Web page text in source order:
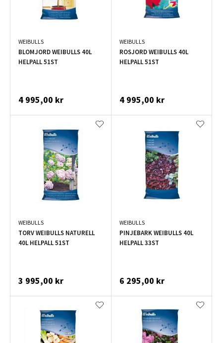
WEIBULLS
BLOMJORD WEIBULLS 40L
HELPALL 51ST
4 995,00 kr
WEIBULLS
ROSJORD WEIBULLS 40L
HELPALL 51ST
4 995,00 kr
WEIBULLS
TORV WEIBULLS NATURELL
40L HELPALL 51ST
3 995,00 kr
WEIBULLS
PINJEBARK WEIBULLS 40L
HELPALL 33ST
6 295,00 kr